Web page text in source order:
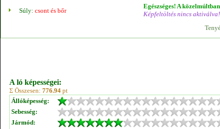
Súly: csont és bőr
Egészséges! A
Képfeltöltés nincs aktiválva!
A ló képességei:
Σ Összesen: 776.94 pt
Állóképesség:
Sebesség:
Jármód: